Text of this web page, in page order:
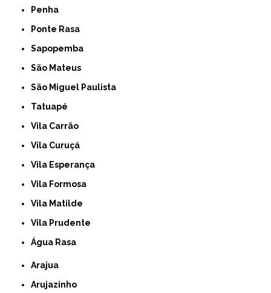
Penha
Ponte Rasa
Sapopemba
São Mateus
São Miguel Paulista
Tatuapé
Vila Carrão
Vila Curuçá
Vila Esperança
Vila Formosa
Vila Matilde
Vila Prudente
Água Rasa
Arajua
Arujazinho